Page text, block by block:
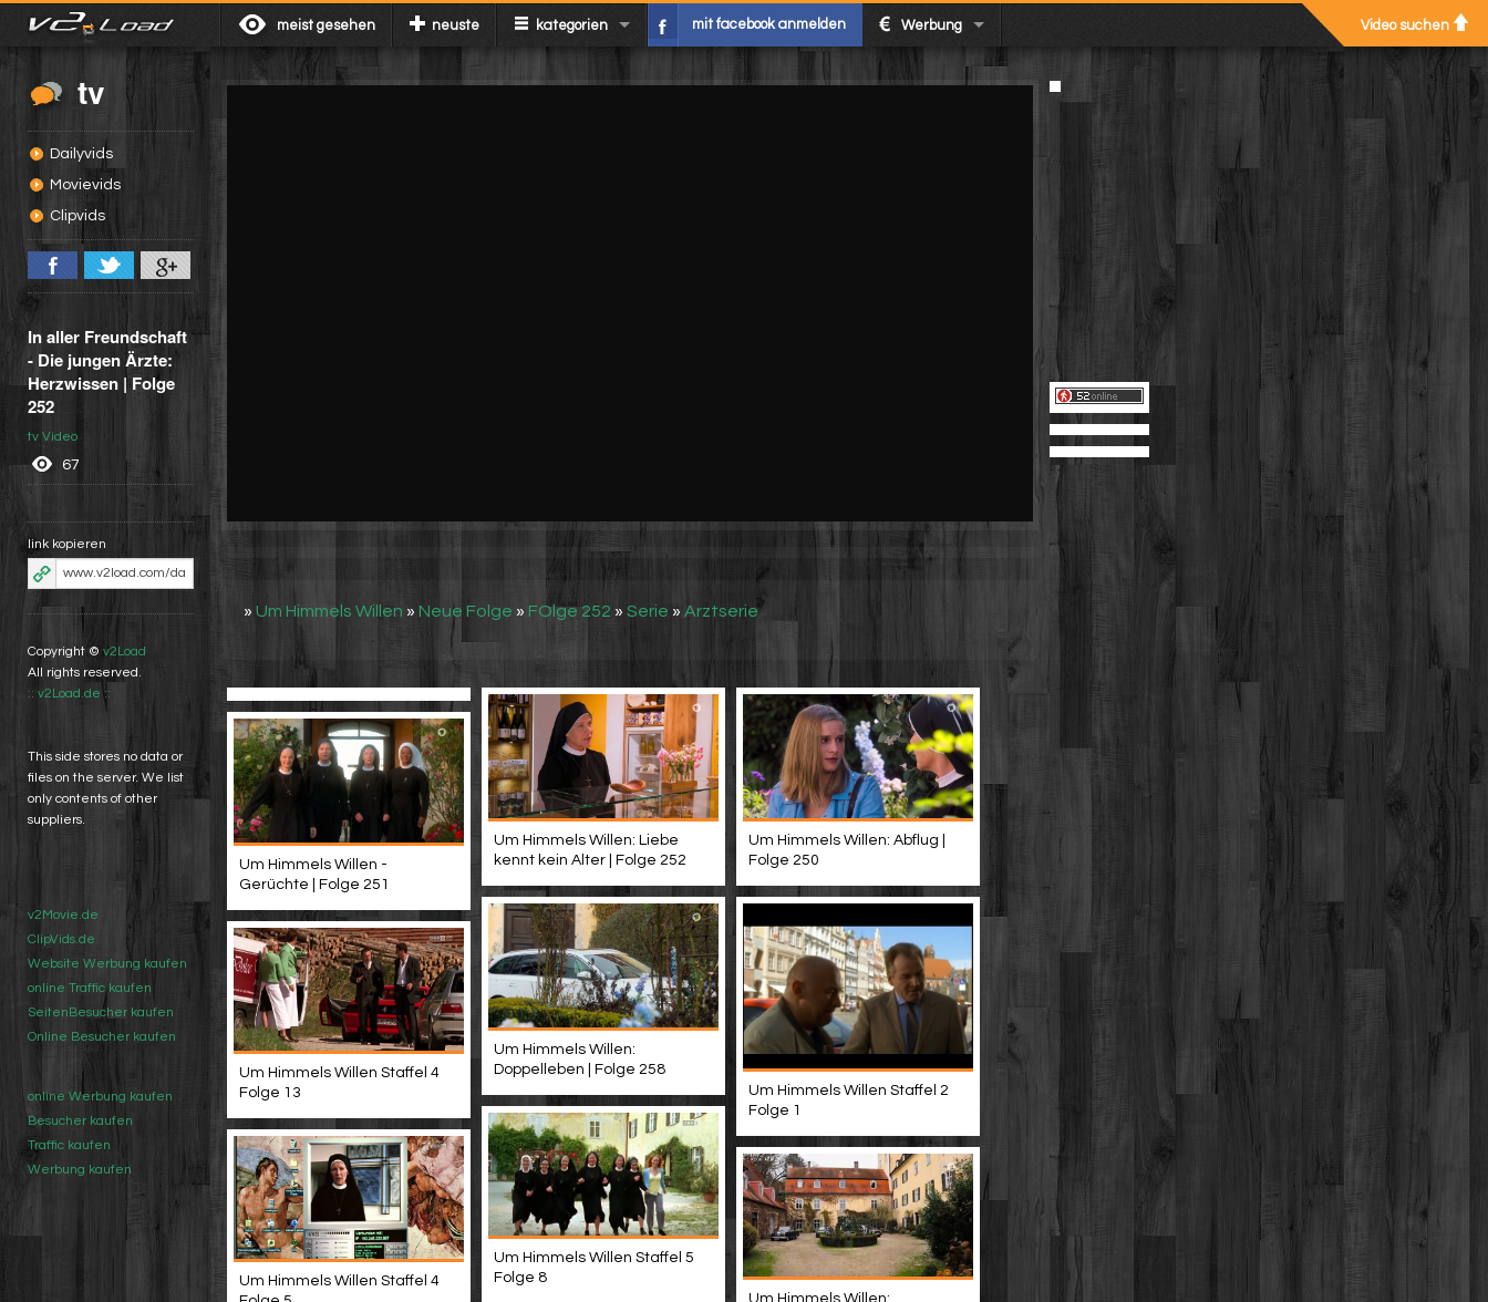
meist gesehen neuste kategorien mit facebook anmelden Werbung Video suchen
tv
Dailyvids
Movievids
Clipvids
In aller Freundschaft
- Die jungen Ärzte:
Herzwissen | Folge
252
tv Video
67
link kopieren
Copyright © v2Load
All rights reserved.
:: v2Load.de ::
This side stores no data or
files on the server. We list
only contents of other
suppliers.
v2Movie.de
ClipVids.de
Website Werbung kaufen
online Traffic kaufen
SeitenBesucher kaufen
Online Besucher kaufen
online Werbung kaufen
Besucher kaufen
Traffic kaufen
Werbung kaufen
» Um Himmels Willen » Neue Folge » FOlge 252 » Serie » Arztserie
Um Himmels Willen: Liebe
kennt kein Alter | Folge 252
Um Himmels Willen: Abflug |
Folge 250
Um Himmels Willen -
Gerüchte | Folge 251
Um Himmels Willen:
Doppelleben | Folge 258
Um Himmels Willen Staffel 2
Folge 1
Um Himmels Willen Staffel 4
Folge 13
Um Himmels Willen Staffel 5
Folge 8
Um Himmels Willen Staffel 4
Um Himmels Willen: